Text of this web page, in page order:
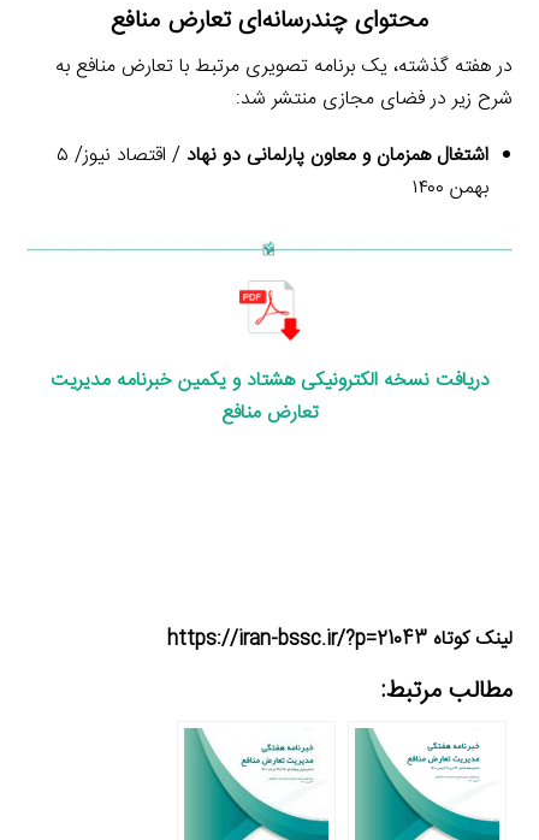
محتوای چندرسانه‌ای تعارض منافع
در هفته گذشته، یک برنامه تصویری مرتبط با تعارض منافع به
شرح زیر در فضای مجازی منتشر شد:
اشتغال همزمان و معاون پارلمانی دو نهاد
/ اقتصاد نیوز/ ۵
بهمن ۱۴۰۰
دریافت نسخه الکترونیکی هشتاد و یکمینخبرنامه مدیریت
تعارض منافع
لینک کوتاه https://iran-bssc.ir/?p=21043
مطالب مرتبط: